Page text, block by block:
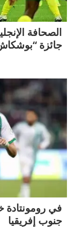
الصحافة
جائزة
في رومونتادة
جنوب إفريقيا